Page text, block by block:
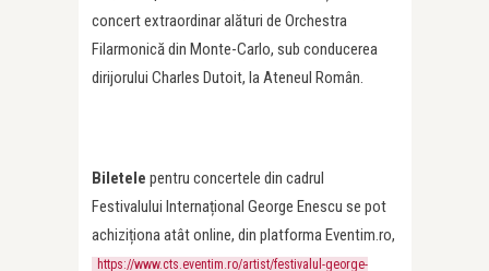
concert extraordinar alături de Orchestra
Filarmonică din Monte-Carlo, sub conducerea
dirijorului Charles Dutoit, la Ateneul Român.
Biletele pentru concertele din cadrul
Festivalului Internațional George Enescu se pot
achiziționa atât online, din platforma Eventim.ro,
https://www.cts.eventim.ro/artist/festivalul-george-